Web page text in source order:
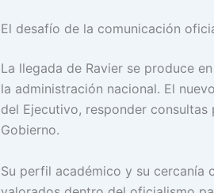
El desafío de la comunicación
La llegada de Ravier se produce
la administración nacional. El
del Ejecutivo, responder
Gobierno.
Su perfil académico y su cercanía